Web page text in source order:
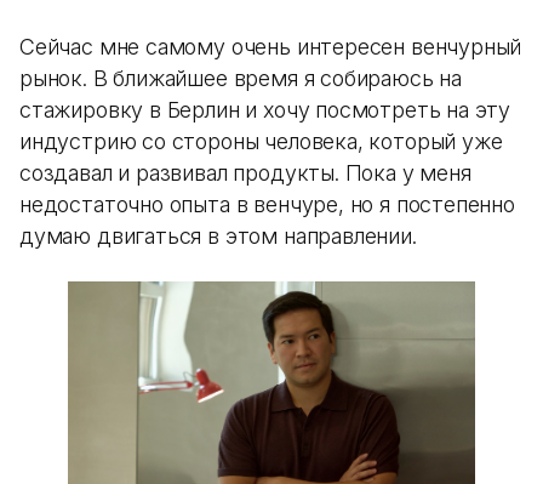
Сейчас мне самому очень интересен венчурный
рынок. В ближайшее время я собираюсь на
стажировку в Берлин и хочу посмотреть на эту
индустрию со стороны человека, который уже
создавал и развивал продукты. Пока у меня
недостаточно опыта в венчуре, но я постепенно
думаю двигаться в этом направлении.